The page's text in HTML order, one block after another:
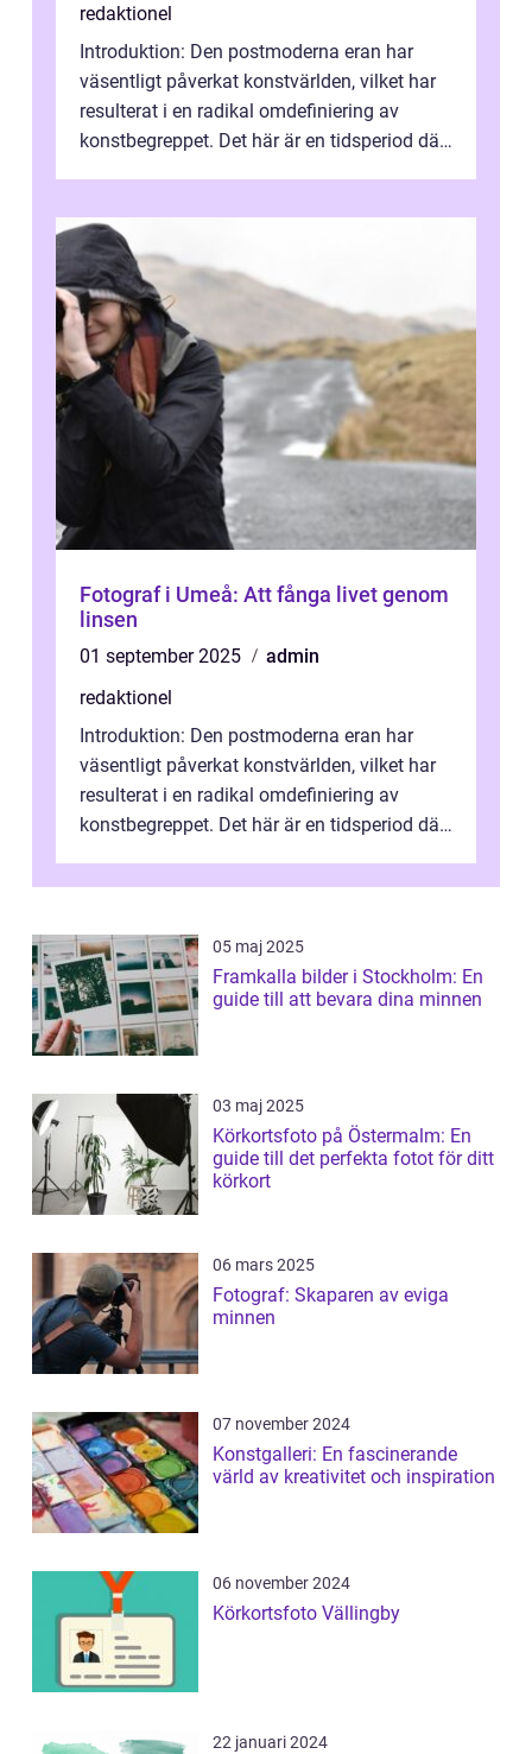
redaktionel
Introduktion: Den postmoderna eran har
väsentligt påverkat konstvärlden, vilket har
resulterat i en radikal omdefiniering av
konstbegreppet. Det här är en tidsperiod där
Fotograf i Umeå: Att fånga livet genom
linsen
01 september 2025
admin
redaktionel
Introduktion: Den postmoderna eran har
väsentligt påverkat konstvärlden, vilket har
resulterat i en radikal omdefiniering av
konstbegreppet. Det här är en tidsperiod där
05 maj 2025
Framkalla bilder i Stockholm: En
guide till att bevara dina minnen
03 maj 2025
Körkortsfoto på Östermalm: En
guide till det perfekta fotot för ditt
körkort
06 mars 2025
Fotograf: Skaparen av eviga
minnen
07 november 2024
Konstgalleri: En fascinerande
värld av kreativitet och inspiration
06 november 2024
Körkortsfoto Vällingby
22 januari 2024